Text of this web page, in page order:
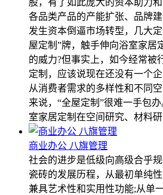
各品类产品的产能扩张、品牌
发生资本倒逼市场转型，几大
屋定制”牌，触手伸向浴室家居
的威力?但事实上，如今经常被
定制，应该说现在还没有一个
从消费者需求的多样性和不同
来说，“全屋定制”很难一手包
室家居定制在空间研究、材料
商业办公 八旗管理
社会的进步是低级向高级合乎
瓷砖的发展历程，从最初单纯
兼具艺术性和实用性功能;从单